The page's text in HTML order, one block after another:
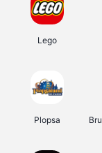
Lego
Plopsa